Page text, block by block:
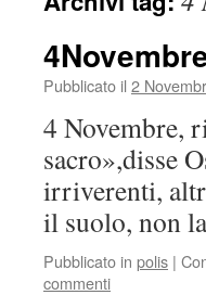
Pubblicato il 2
4 Novembre,
sacro»,disse
irriverenti,
il suolo, non
Pubblicato in polis |
commenti